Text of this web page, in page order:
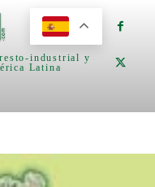
industrial y
Latina